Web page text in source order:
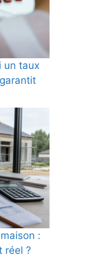
un taux
:
réel ?